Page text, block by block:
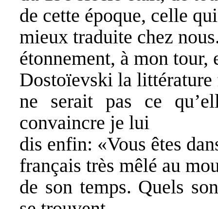
de cette époque, celle
mieux traduite chez
étonnement, à mon
Dostoïevski la littérature
ne serait pas ce
convaincre je lui
dis enfin: «Vous êtes
français très mêlé au
de son temps. Quels